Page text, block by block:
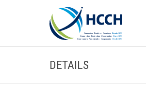
DETAILS